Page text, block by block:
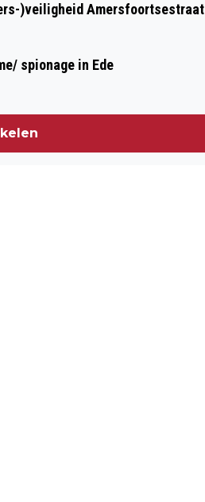
)veiligheid Amersfoortsestraat
spionage in Ede